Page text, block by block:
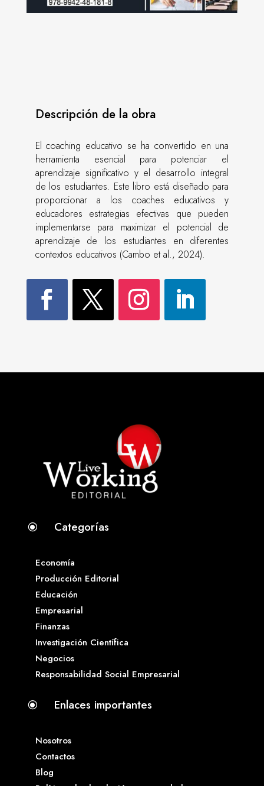
Descripción de la obra
El coaching educativo se ha convertido en una
herramienta esencial para potenciar el
aprendizaje significativo y el desarrollo integral
de los estudiantes. Este libro está diseñado para
proporcionar a los coaches educativos y
educadores estrategias efectivas que pueden
implementarse para maximizar el potencial de
aprendizaje de los estudiantes en diferentes
contextos educativos (Cambo et al., 2024).
\ Categorías
Economía
Producción Editorial
Educación
Empresarial
Finanzas
Investigación Científica
Negocios
Responsabilidad Social Empresarial
\ Enlaces importantes
Nosotros
Contactos
Blog